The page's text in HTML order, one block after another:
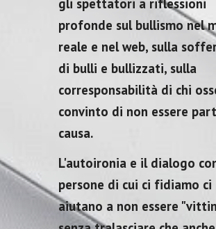
gli spettatori a riflessioni
profonde sul bullismo nel
reale e nel web, sulla
di bulli e bullizzati, sulla
corresponsabilità di chi
convinto di non essere
causa.
L'autoironia e il dialogo
persone di cui ci fidiamo ci
aiutano a non essere